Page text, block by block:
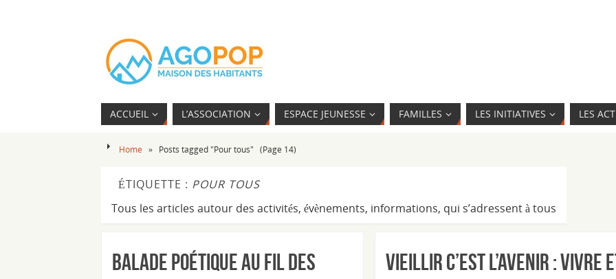
ACCUEIL L’ASSOCIATION ESPACE JEUNESSE FAMILLES LES INITIATIVES LES
Home » Posts tagged "Pour tous" (Page 14)
ÉTIQUETTE : POUR TOUS
Tous les articles autour des activités, évènements, informations, qui s’adressent à tous
Balade Poétique au fil des
Vieillir c’est l’avenir : vivre